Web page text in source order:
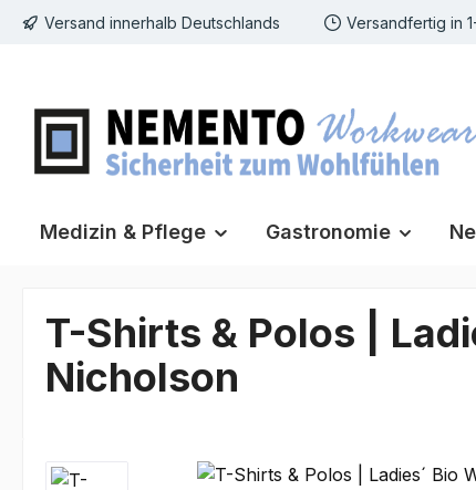
Hauptinhalt springen
Zur Suche springen
Zur Hauptnavigation springen
Versand innerhalb Deutschlands Versandfertig in
Medizin & Pflege Gastronomie
T-Shirts & Polos |
Nicholson
Bildergalerie überspringen